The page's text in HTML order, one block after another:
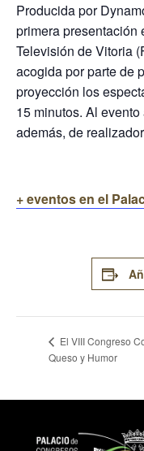
Producida por
primera presentación
Televisión de Vitoria
acogida por parte de
proyección los
15 minutos. Al
además, de
+ eventos en el
El VIII Congreso
Queso y Humor